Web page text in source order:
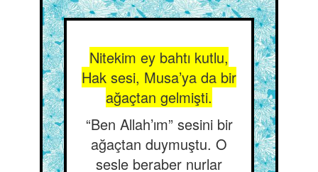
Nitekim ey bahtı kutlu,
Hak sesi, Musa’ya da bir
ağaçtan gelmişti.
“Ben Allah’ım” sesini bir
ağaçtan duymuştu. O
sesle beraber nurlar